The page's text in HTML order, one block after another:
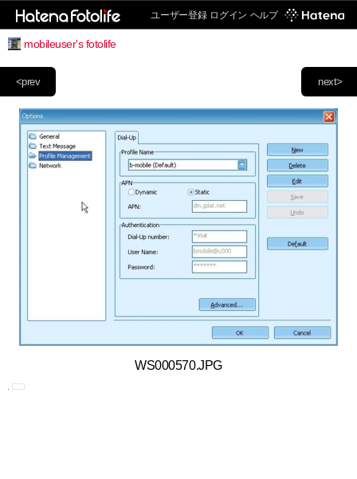
ユーザー登録 ログイン ヘルプ
mobileuser's fotolife
next>
<prev
WS000570.JPG